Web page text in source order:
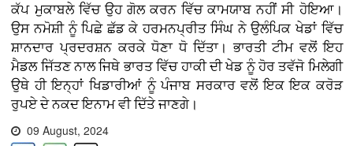
ਕੱਪ ਮੁਕਾਬਲੇ ਵਿੱਚ ਉਹ ਗੋਲ ਕਰਨ ਵਿੱਚ ਕਾਮਯਾਬ ਨਹੀਂ ਸੀ ਹੋਇਆ।
ਉਸ ਨਮੋਸ਼ੀ ਨੂੰ ਪਿਛੇ ਛੱਡ ਕੇ ਹਰਮਨਪ੍ਰੀਤ ਸਿੰਘ ਨੇ ਉਲੰਪਿਕ ਖੇਡਾਂ ਵਿੱਚ
ਸ਼ਾਨਦਾਰ ਪ੍ਰਦਰਸ਼ਨ ਕਰਕੇ ਧੋਣਾ ਧੋ ਦਿੱਤਾ। ਭਾਰਤੀ ਟੀਮ ਵਲੋਂ ਇਹ
ਮੈਡਲ ਜਿੱਤਣ ਨਾਲ ਜਿਥੇ ਭਾਰਤ ਵਿੱਚ ਹਾਕੀ ਦੀ ਖੇਡ ਨੂੰ ਹੋਰ ਤਵੱਜੋ ਮਿਲੇਗੀ
ਉਥੇ ਹੀ ਇਨ੍ਹਾਂ ਖਿਡਾਰੀਆਂ ਨੂੰ ਪੰਜਾਬ ਸਰਕਾਰ ਵਲੋਂ ਇਕ ਇਕ ਕਰੋੜ
ਰੁਪਏ ਦੇ ਨਕਦ ਇਨਾਮ ਵੀ ਦਿੱਤੇ ਜਾਣਗੇ।
09 August, 2024